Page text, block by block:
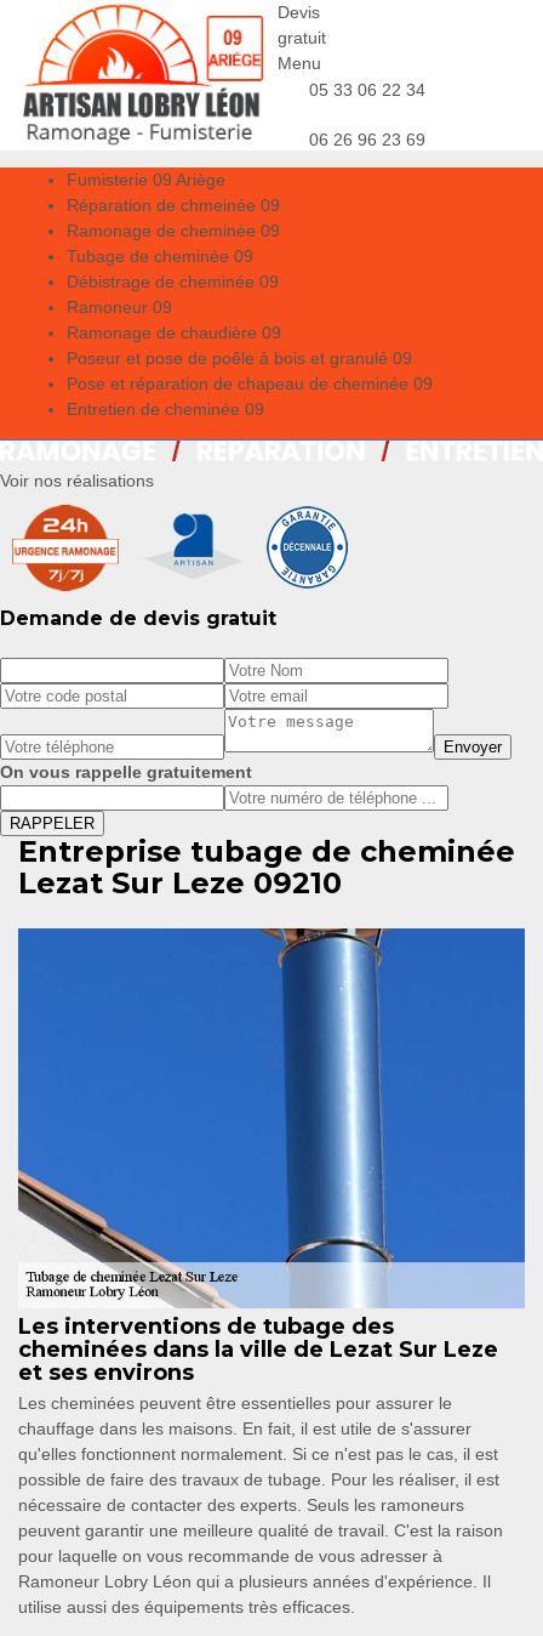
Devis
gratuit
Menu
05 33 06 22 34
06 26 96 23 69
Fumisterie 09 Ariège
Réparation de chmeinée 09
Ramonage de cheminée 09
Tubage de cheminée 09
Débistrage de cheminée 09
Ramoneur 09
Ramonage de chaudière 09
Poseur et pose de poêle à bois et granulé 09
Pose et réparation de chapeau de cheminée 09
Entretien de cheminée 09
Voir nos réalisations
Demande de devis gratuit
On vous rappelle gratuitement
Entreprise tubage de cheminée
Lezat Sur Leze 09210
Les interventions de tubage des
cheminées dans la ville de Lezat Sur Leze
et ses environs
Les cheminées peuvent être essentielles pour assurer le
chauffage dans les maisons. En fait, il est utile de s'assurer
qu'elles fonctionnent normalement. Si ce n'est pas le cas, il est
possible de faire des travaux de tubage. Pour les réaliser, il est
nécessaire de contacter des experts. Seuls les ramoneurs
peuvent garantir une meilleure qualité de travail. C'est la raison
pour laquelle on vous recommande de vous adresser à
Ramoneur Lobry Léon qui a plusieurs années d'expérience. Il
utilise aussi des équipements très efficaces.